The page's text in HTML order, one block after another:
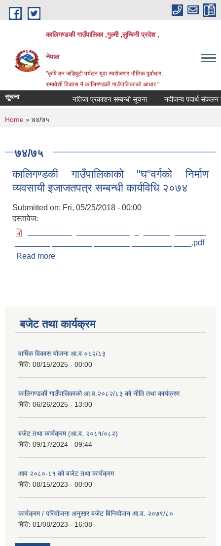
Skip to main content
कालिगण्डकी गाउँपालिका ,गुल्मी ,लुम्बिनी प्रदेश ,
नेपाल
"कृषि वन जडिबुटी पर्यटन युवा स्वरोजगार भौतिक पूर्वाधार,
समावेशी विकास नै कालिगण्डकी गाउँपालिकाको आधार "
सूचना नतिजा प्रकाशन सम्बन्धी सूचना नदीजन्य पदार्थ संकलन
You are here
Home » ७४/७५
७४/७५
कालिगण्डकी गाउँपालिकाको "घ"वर्गको निर्माण
व्यवसायी इजाजतपत्र सम्बन्धी कार्यविधि २०७४
Submitted on: Fri, 05/25/2018 - 00:00
दस्तावेज:
________ _________ ________ _________ ____.pdf
Read more
बजेट तथा कार्यक्रम
वार्षिक विकास योजना आ.व ०८२/८३
मिति: 08/15/2025 - 00:00
कालिगण्डकी गाउँपालिकाको आ.व.२०८२/८३ को नीति तथा कार्यक्रम
मिति: 06/26/2025 - 13:00
बजेट तथा कार्यक्रम (आ.व. २०८१/०८२)
मिति: 09/17/2024 - 09:44
आव २०८०-८१ को बजेट तथा कार्यक्रम
मिति: 08/15/2023 - 00:00
कार्यक्रम / परियोजना अनुसार बजेट बिनियोजन आ.व. २०७९/८०
मिति: 01/08/2023 - 16:08